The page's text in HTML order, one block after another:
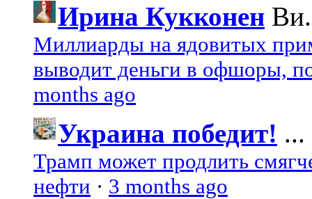
Ирина Кукконен
Миллиарды на ядовитых
выводит деньги в офшоры,
months ago
Украина победит! ...
Трамп может продлить
нефти · 3 months ago